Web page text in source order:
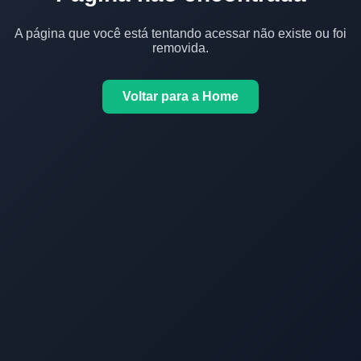
A página que você está tentando acessar não existe ou foi
removida.
Voltar para a Home